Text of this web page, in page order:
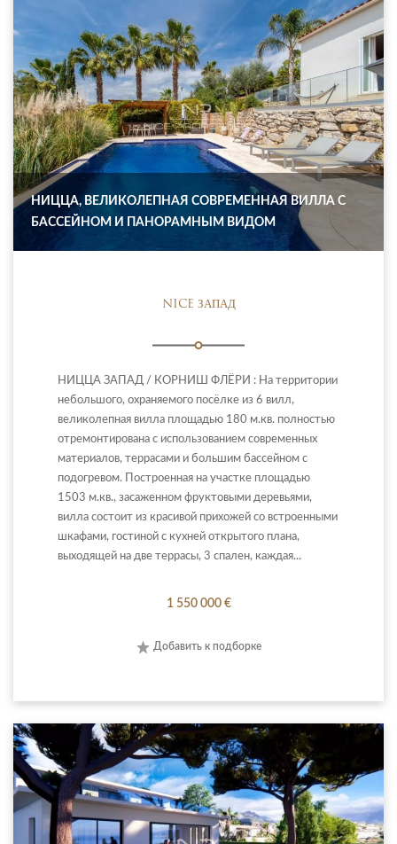
НИЦЦА, ВЕЛИКОЛЕПНАЯ СОВРЕМЕННАЯ ВИЛЛА С
БАССЕЙНОМ И ПАНОРАМНЫМ ВИДОМ
NICE ЗАПАД
НИЦЦА ЗАПАД / КОРНИШ ФЛЁРИ : На территории
небольшого, охраняемого посёлке из 6 вилл,
великолепная вилла площадью 180 м.кв. полностью
отремонтирована с использованием современных
материалов, террасами и большим бассейном с
подогревом. Построенная на участке площадью
1503 м.кв., засаженном фруктовыми деревьями,
вилла состоит из красивой прихожей со встроенными
шкафами, гостиной с кухней открытого плана,
выходящей на две террасы, 3 спален, каждая...
1 550 000 €
Добавить к подборке